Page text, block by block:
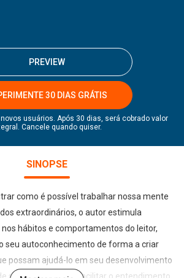
PREVIEW
30 DIAS GRÁTIS
usuários. Após 30 dias, será cobrado valor
Cancele quando quiser.
SINOPSE
como é possível trabalhar nossa mente
extraordinários, o autor estimula
hábitos e comportamentos do leitor,
seu autoconhecimento de forma a criar
possam ajudá-lo em seu desenvolvimento